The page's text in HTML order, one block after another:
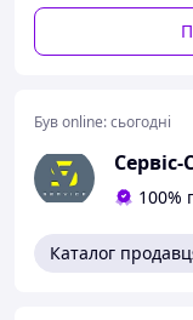
Був online:сьогодні
Сервіс-
100%
Каталог